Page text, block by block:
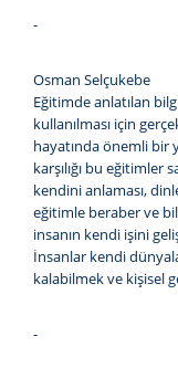
-
Osman Selçukebe
Eğitimde anlatılan
kullanılması için
hayatında önemli bir
karşılığı bu eğitimler
kendini anlaması,
eğitimle beraber ve
insanın kendi işini
İnsanlar kendi
kalabilmek ve kişisel
-